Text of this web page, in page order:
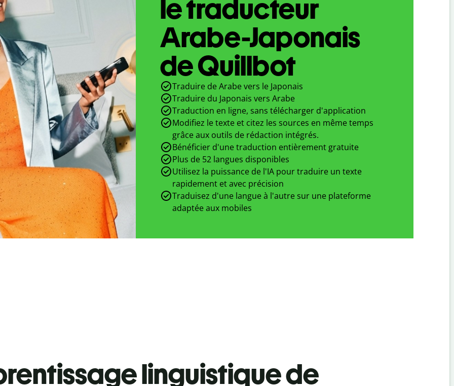
le traducteur
Arabe-Japonais
de Quillbot
Traduire de Arabe vers le Japonais
Traduire du Japonais vers Arabe
Traduction en ligne, sans télécharger d'application
Modifiez le texte et citez les sources en même temps
grâce aux outils de rédaction intégrés.
Bénéficier d'une traduction entièrement gratuite
Plus de 52 langues disponibles
Utilisez la puissance de l'IA pour traduire un texte
rapidement et avec précision
Traduisez d'une langue à l'autre sur une plateforme
adaptée aux mobiles
linguistique de